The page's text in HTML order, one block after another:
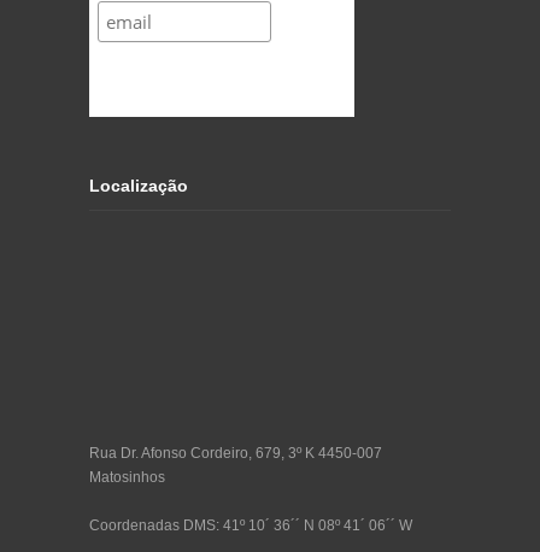
Localização
Rua Dr. Afonso Cordeiro, 679, 3º K 4450-007
Matosinhos
Coordenadas DMS: 41º 10´ 36´´ N 08º 41´ 06´´ W